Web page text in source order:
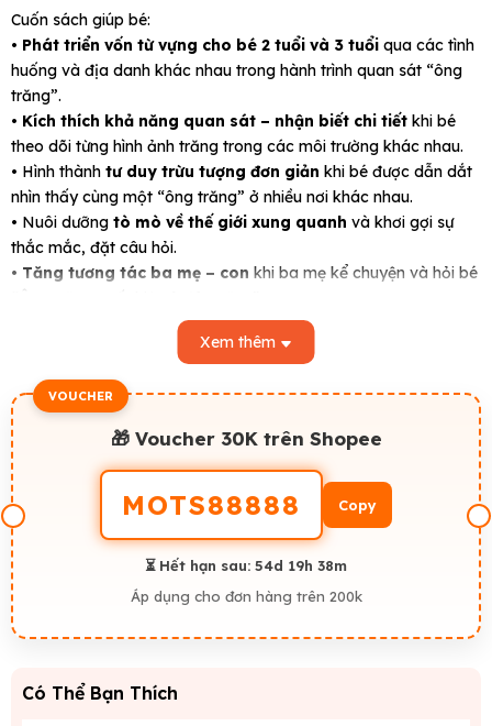
Cuốn sách giúp bé:
• Phát triển vốn từ vựng cho bé 2 tuổi và 3 tuổi qua các tình
huống và địa danh khác nhau trong hành trình quan sát “ông
trăng”.
• Kích thích khả năng quan sát – nhận biết chi tiết khi bé
theo dõi từng hình ảnh trăng trong các môi trường khác nhau.
• Hình thành tư duy trừu tượng đơn giản khi bé được dẫn dắt
nhìn thấy cùng một “ông trăng” ở nhiều nơi khác nhau.
• Nuôi dưỡng tò mò về thế giới xung quanh và khơi gợi sự
thắc mắc, đặt câu hỏi.
• Tăng tương tác ba mẹ – con khi ba mẹ kể chuyện và hỏi bé
ngôn ngữ đơn giản, hình ảnh dễ thương và nội dung
“Có Thật Nhiều Ông Trăng”là lựa chọn phù hợp
cho sách cho bé 2 tuổiđang học nhận biết thế giới vàsách
cho bé 3 tuổiđang phát triển ngôn ngữ – tư duy.
Một cuốn Ehon dịu nhẹ nhưng giàu cảm xúc — để mỗi lần đọc
cùng con là một
chuyến quan sát bầu trời đêmđầy thú vị và
gắn kết yêu thương.
Xem thêm
VOUCHER
🎁 Voucher 30K trên Shopee
MOTS88888 Copy
⏳ Hết hạn sau: 54d 19h 38m
Áp dụng cho đơn hàng trên 200k
Có Thể Bạn Thích